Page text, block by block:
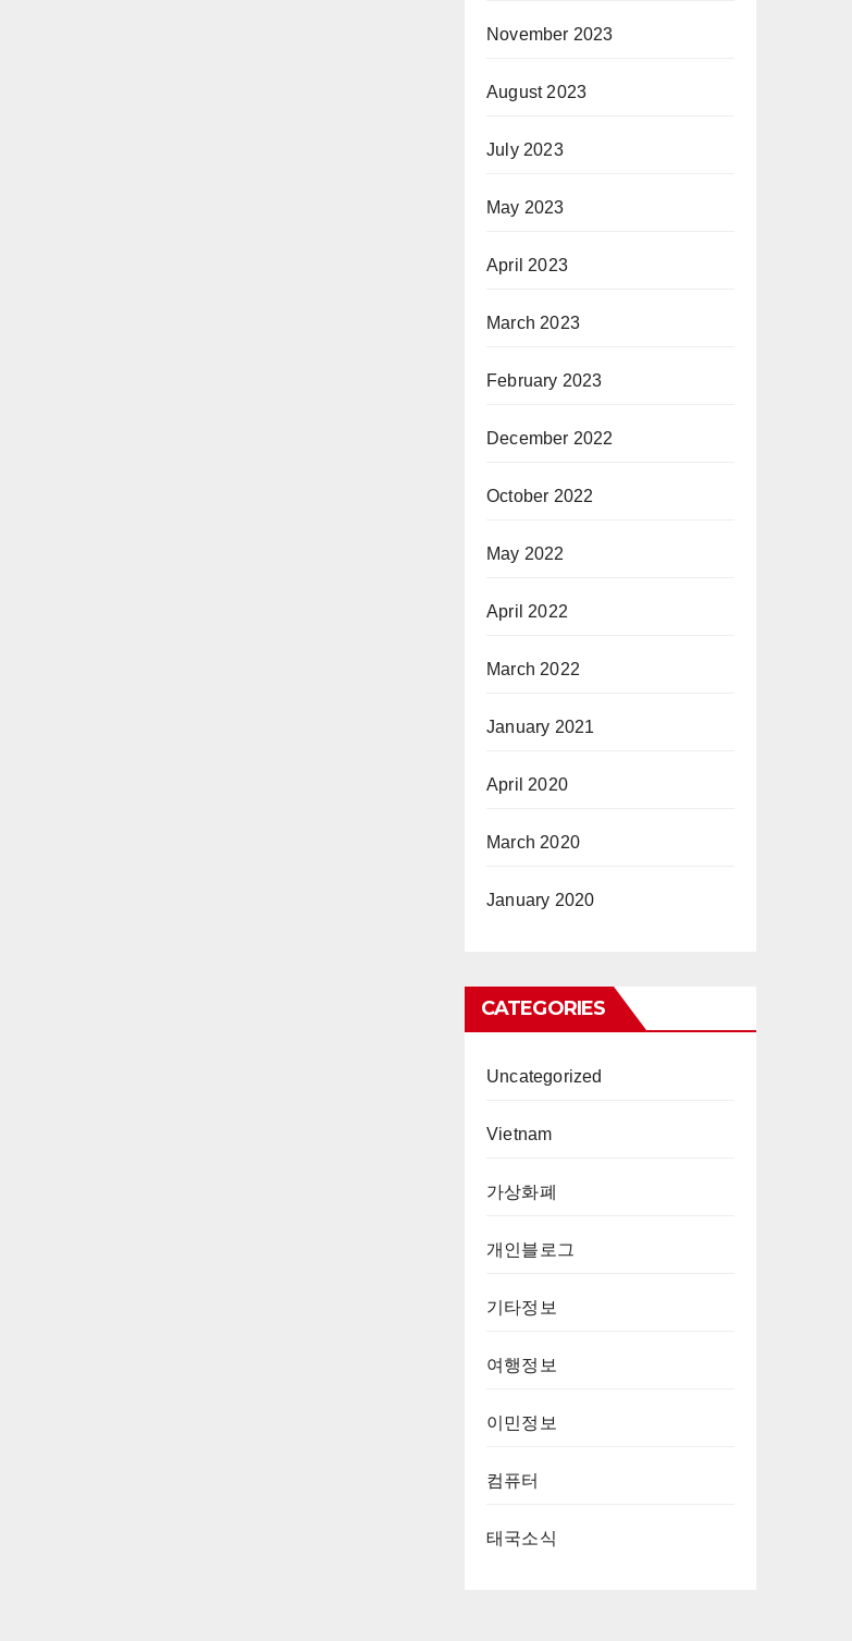
November 2023
August 2023
July 2023
May 2023
April 2023
March 2023
February 2023
December 2022
October 2022
May 2022
April 2022
March 2022
January 2021
April 2020
March 2020
January 2020
CATEGORIES
Uncategorized
Vietnam
가상화폐
개인블로그
기타정보
여행정보
이민정보
컴퓨터
태국소식